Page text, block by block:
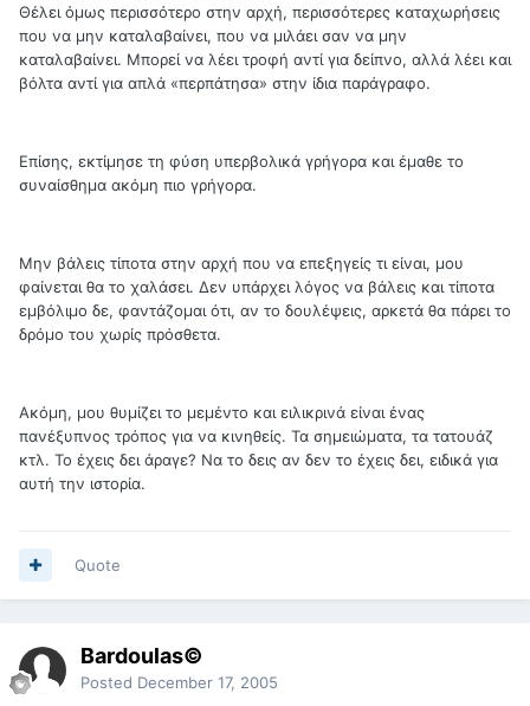
Θέλει όμως περισσότερο στην αρχή, περισσότερες καταχωρήσεις
που να μην καταλαβαίνει, που να μιλάει σαν να μην
καταλαβαίνει. Μπορεί να λέει τροφή αντί για δείπνο, αλλά λέει και
βόλτα αντί για απλά «περπάτησα» στην ίδια παράγραφο.
Επίσης, εκτίμησε τη φύση υπερβολικά γρήγορα και έμαθε το
συναίσθημα ακόμη πιο γρήγορα.
Μην βάλεις τίποτα στην αρχή που να επεξηγείς τι είναι, μου
φαίνεται θα το χαλάσει. Δεν υπάρχει λόγος να βάλεις και τίποτα
εμβόλιμο δε, φαντάζομαι ότι, αν το δουλέψεις, αρκετά θα πάρει το
δρόμο του χωρίς πρόσθετα.
Ακόμη, μου θυμίζει το μεμέντο και ειλικρινά είναι ένας
πανέξυπνος τρόπος για να κινηθείς. Τα σημειώματα, τα τατουάζ
κτλ. Το έχεις δει άραγε? Να το δεις αν δεν το έχεις δει, ειδικά για
αυτή την ιστορία.
Quote
Bardoulas©
Posted December 17, 2005